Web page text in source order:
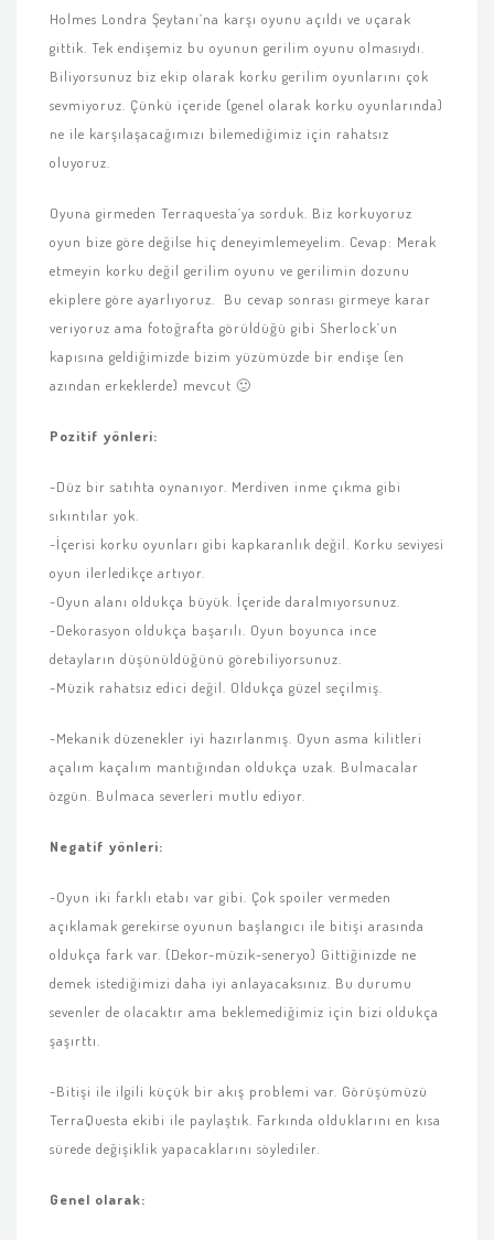
Holmes Londra Şeytanı’na karşı oyunu açıldı ve uçarak
gittik. Tek endişemiz bu oyunun gerilim oyunu olmasıydı.
Biliyorsunuz biz ekip olarak korku gerilim oyunlarını çok
sevmiyoruz. Çünkü içeride (genel olarak korku oyunlarında)
ne ile karşılaşacağımızı bilemediğimiz için rahatsız
oluyoruz.
Oyuna girmeden Terraquesta’ya sorduk. Biz korkuyoruz
oyun bize göre değilse hiç deneyimlemeyelim. Cevap: Merak
etmeyin korku değil gerilim oyunu ve gerilimin dozunu
ekiplere göre ayarlıyoruz. Bu cevap sonrası girmeye karar
veriyoruz ama fotoğrafta görüldüğü gibi Sherlock’un
kapısına geldiğimizde bizim yüzümüzde bir endişe (en
azından erkeklerde) mevcut 🙂
Pozitif yönleri:
-Düz bir satıhta oynanıyor. Merdiven inme çıkma gibi
sıkıntılar yok.
-İçerisi korku oyunları gibi kapkaranlık değil. Korku seviyesi
oyun ilerledikçe artıyor.
-Oyun alanı oldukça büyük. İçeride daralmıyorsunuz.
-Dekorasyon oldukça başarılı. Oyun boyunca ince
detayların düşünüldüğünü görebiliyorsunuz.
-Müzik rahatsız edici değil. Oldukça güzel seçilmiş.
-Mekanik düzenekler iyi hazırlanmış. Oyun asma kilitleri
açalım kaçalım mantığından oldukça uzak. Bulmacalar
özgün. Bulmaca severleri mutlu ediyor.
Negatif yönleri:
-Oyun iki farklı etabı var gibi. Çok spoiler vermeden
açıklamak gerekirse oyunun başlangıcı ile bitişi arasında
oldukça fark var. (Dekor-müzik-seneryo) Gittiğinizde ne
demek istediğimizi daha iyi anlayacaksınız. Bu durumu
sevenler de olacaktır ama beklemediğimiz için bizi oldukça
şaşırttı.
-Bitişi ile ilgili küçük bir akış problemi var. Görüşümüzü
TerraQuesta ekibi ile paylaştık. Farkında olduklarını en kısa
sürede değişiklik yapacaklarını söylediler.
Genel olarak: